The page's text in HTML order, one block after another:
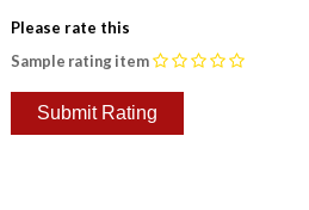
Please rate this
Sample rating item